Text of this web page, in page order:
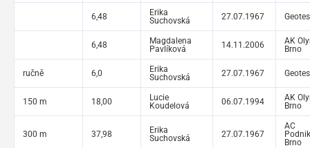
6,48
Erika
Suchovská
27.07.1967
6,48
Magdalena
Pavlíková
14.11.2006
AK
Brno
ručně 6,0
Erika
Suchovská
27.07.1967
150 m 18,00
Lucie
Koudelová
06.07.1994
AK
Brno
300 m 37,98
Erika
Suchovská
27.07.1967
AC
Brno